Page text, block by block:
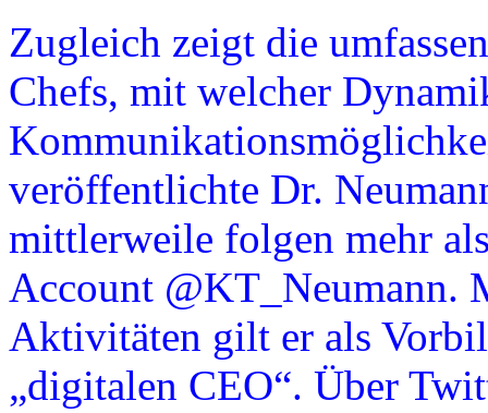
Zugleich zeigt die
Chefs, mit welcher
veröffentlichte Dr.
mittlerweile folgen mehr
Account @KT_Neumann.
Aktivitäten gilt er als
„digitalen CEO“. Über